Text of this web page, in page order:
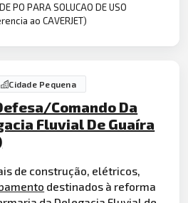
PO PARA SOLUCAO DE USO
ao CAVERJET)
Cidade Pequena
Comando Da
Fluvial De Guaíra
de construção, elétricos,
destinados à reforma